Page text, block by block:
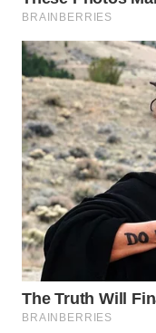
WN
WN
MANDALIKA
WN
LIKUPANG
WN
LABUANBAJO
BORNEO